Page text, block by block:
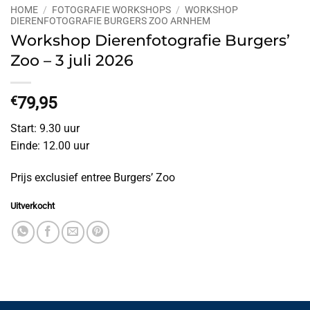
HOME / FOTOGRAFIE WORKSHOPS / WORKSHOP
DIERENFOTOGRAFIE BURGERS ZOO ARNHEM
Workshop Dierenfotografie Burgers’
Zoo – 3 juli 2026
€79,95
Start: 9.30 uur
Einde: 12.00 uur
Prijs exclusief entree Burgers’ Zoo
Uitverkocht